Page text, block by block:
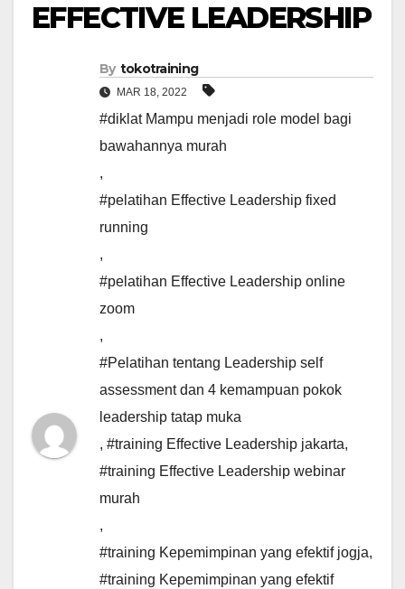
EFFECTIVE LEADERSHIP
By tokotraining
MAR 18, 2022
#diklat Mampu menjadi role model bagi
bawahannya murah
,
#pelatihan Effective Leadership fixed
running
,
#pelatihan Effective Leadership online
zoom
,
#Pelatihan tentang Leadership self
assessment dan 4 kemampuan pokok
leadership tatap muka
, #training Effective Leadership jakarta,
#training Effective Leadership webinar
murah
,
#training Kepemimpinan yang efektif jogja,
#training Kepemimpinan yang efektif